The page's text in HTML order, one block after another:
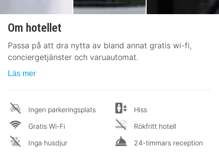
Om hotellet
Passa på att dra nytta av bland annat gratis wi-fi,
conciergetjänster och varuautomat.
Läs mer
Ingen parkeringsplats
Gratis Wi-Fi
Inga husdjur
Hiss
Rökfritt hotell
24-timmars reception